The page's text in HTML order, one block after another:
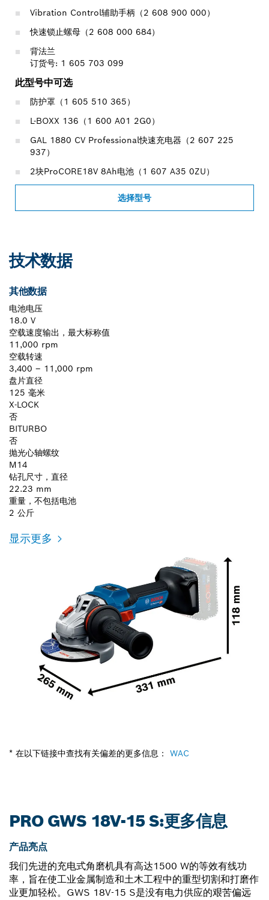
Vibration Control辅助手柄（2 608 900 000）
快速锁止螺母（2 608 000 684）
背法兰
订货号: 1 605 703 099
此型号中可选
防护罩（1 605 510 365）
L-BOXX 136（1 600 A01 2G0）
GAL 1880 CV Professional快速充电器（2 607 225
937）
2块ProCORE18V 8Ah电池（1 607 A35 0ZU）
选择型号
技术数据
其他数据
电池电压
18.0 V
空载速度输出，最大标称值
11,000 rpm
空载转速
3,400 – 11,000 rpm
盘片直径
125 毫米
X-LOCK
否
BITURBO
否
抛光心轴螺纹
M14
钻孔尺寸，直径
22.23 mm
重量，不包括电池
2 公斤
显示更多
* 在以下链接中查找有关偏差的更多信息： WAC
PRO GWS 18V-15 S:更多信息
产品亮点
我们先进的充电式角磨机具有高达1500 W的等效有线功
率，旨在使工业金属制造和土木工程中的重型切割和打磨作
业更加轻松。GWS 18V-15 S是没有电力供应的艰苦偏远